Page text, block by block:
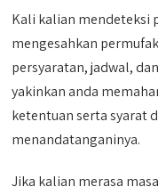
Kali kalian mendeteksi
mengesahkan
persyaratan, jadwal,
yakinkan anda
ketentuan serta syarat
menandatanganinya.
Jika kalian merasa